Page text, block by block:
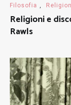
Filosofia ,
Religioni e
Rawls